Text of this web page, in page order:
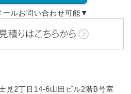
ルお問い合わせ可能▼
見2丁目14-6山田ビル2階B号室